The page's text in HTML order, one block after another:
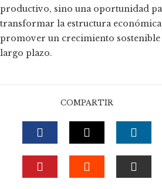
productivo, sino una oportunidad
transformar la estructura
promover un crecimiento sostenible
largo plazo.
COMPARTIR
FACEBOOKTWITTER